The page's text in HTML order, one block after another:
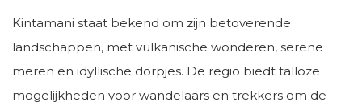
Kintamani staat bekend om zijn betoverende
landschappen, met vulkanische wonderen, serene
meren en idyllische dorpjes. De regio biedt talloze
mogelijkheden voor wandelaars en trekkers om de